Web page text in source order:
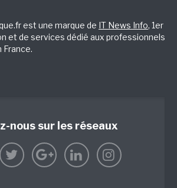
est une marque de IT News Info, 1er
et de services dédié aux professionnels
France.
nous sur les réseaux